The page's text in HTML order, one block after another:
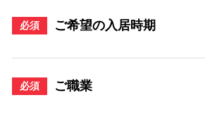
ご希望の入居時期
必須
ご職業
必須